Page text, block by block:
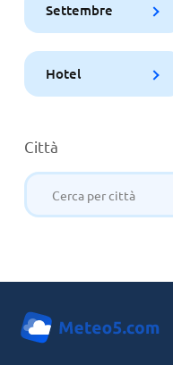
Settembre
Hotel
Città